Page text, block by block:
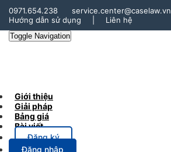
0971.654.238
service.center@caselaw.vn
Hướng dẫn sử dụng
Liên hệ
Toggle Navigation
Giới thiệu
Giải pháp
Bảng giá
Bài viết
Đăng ký
Đăng nhập